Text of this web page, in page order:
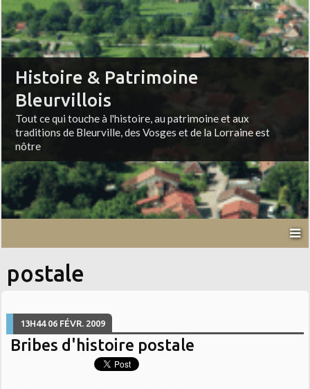
Histoire & Patrimoine
Bleurvillois
Tout ce qui touche à l'histoire, au patrimoine et aux
traditions de Bleurville, des Vosges et de la Lorraine est
nôtre
postale
13H44 06 FÉVR. 2009
Bribes d'histoire postale